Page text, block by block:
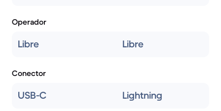
Operador
Libre Libre
Conector
USB-C Lightning